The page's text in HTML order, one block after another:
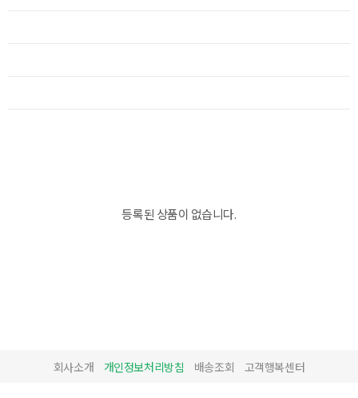
등록된 상품이 없습니다.
회사소개 개인정보처리방침 배송조회 고객행복센터